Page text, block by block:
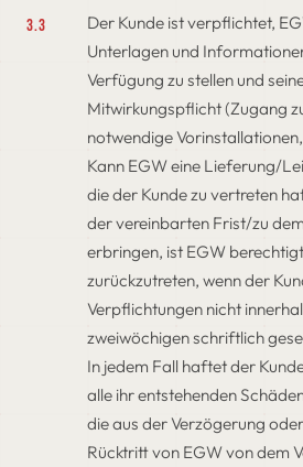
3.3
Der Kunde ist verpflichtet,
Unterlagen und
Verfügung zu stellen und
Mitwirkungspflicht (Zugang
notwendige
Kann EGW eine Lieferung/
die der Kunde zu vertreten
der vereinbarten Frist/zu
erbringen, ist EGW
zurückzutreten, wenn der
Verpflichtungen nicht
zweiwöchigen schriftlich
In jedem Fall haftet der
alle ihr entstehenden
die aus der Verzögerung
Rücktritt von EGW von dem